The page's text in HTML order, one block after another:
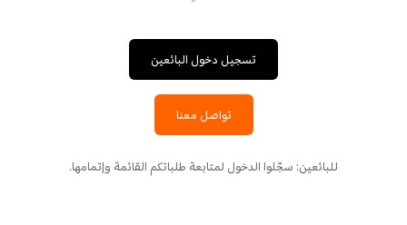
تسجيل دخول البائعين
تواصل معنا
للبائعين: سجّلوا الدخول لمتابعة طلباتكم القائمة وإتمامها.